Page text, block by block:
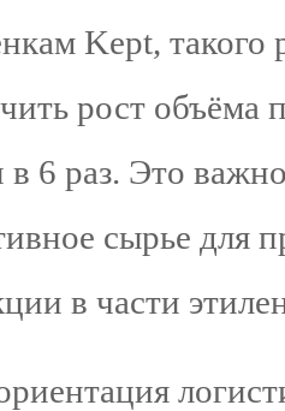
Kept, такого
рост объёма
в 6 раз. Это
сырье для
в части